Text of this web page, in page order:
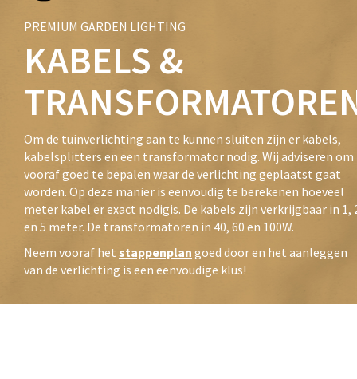
PREMIUM GARDEN LIGHTING
KABELS &
Om de tuinverlichting aan te kunnen sluiten zijn er kabels,
kabelsplitters en een transformator nodig. Wij adviseren om
vooraf goed te bepalen waar de verlichting geplaatst gaat
worden. Op deze manier is eenvoudig te berekenen hoeveel
meter kabel er exact nodigis. De kabels zijn verkrijgbaar in 1,
en 5 meter. De transformatoren in 40, 60 en 100W.
Neem vooraf het stappenplan goed door en het aanleggen
van de verlichting is een eenvoudige klus!